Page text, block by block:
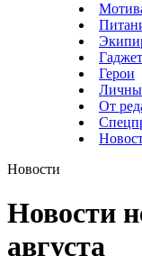
Герои
От
Новости
Новости
августа